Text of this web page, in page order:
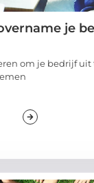
je
om je bedrijf uit